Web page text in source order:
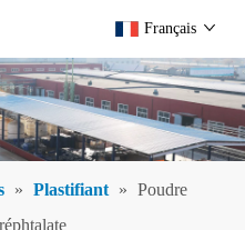
Français
» Plastifiant » Poudre